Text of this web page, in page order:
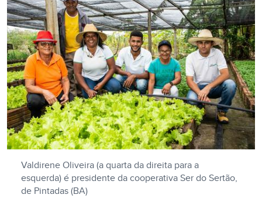
Valdirene Oliveira (a quarta da direita para a
esquerda) é presidente da cooperativa Ser do Sertão,
de Pintadas (BA)